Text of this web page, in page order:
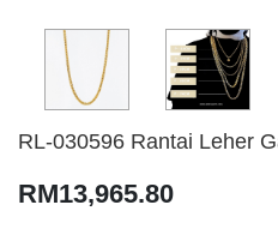
RL-030596 Rantai Leher
RM13,965.80